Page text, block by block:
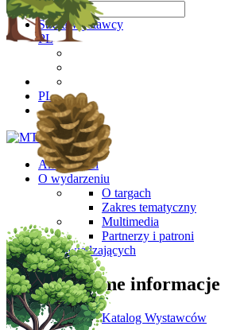
Strefa Wystawcy
PL
PL
Aktualności
O wydarzeniu
O targach
Zakres tematyczny
Multimedia
Partnerzy i patroni
Dla Zwiedzających
Ważne informacje
Katalog Wystawców